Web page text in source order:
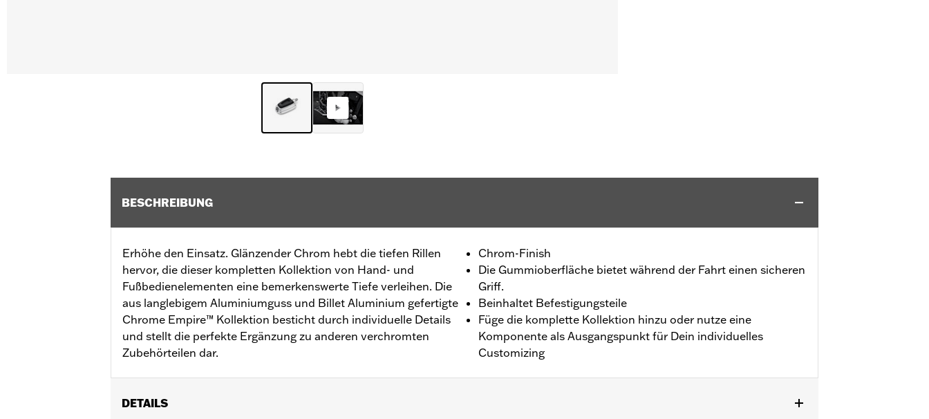
BESCHREIBUNG
Erhöhe den Einsatz. Glänzender Chrom hebt die tiefen Rillen
hervor, die dieser kompletten Kollektion von Hand- und
Fußbedienelementen eine bemerkenswerte Tiefe verleihen. Die
aus langlebigem Aluminiumguss und Billet Aluminium gefertigte
Chrome Empire™ Kollektion besticht durch individuelle Details
und stellt die perfekte Ergänzung zu anderen verchromten
Zubehörteilen dar.
Chrom-Finish
Die Gummioberfläche bietet während der Fahrt einen sicheren
Griff.
Beinhaltet Befestigungsteile
Füge die komplette Kollektion hinzu oder nutze eine
Komponente als Ausgangspunkt für Dein individuelles
Customizing
DETAILS